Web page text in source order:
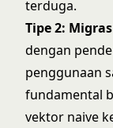
terduga.
Tipe 2:
dengan
penggunaan
fundamental
vektor naive